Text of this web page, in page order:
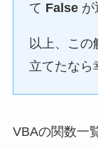
て False が
以上、こ
立てたなら
VBAの関数一